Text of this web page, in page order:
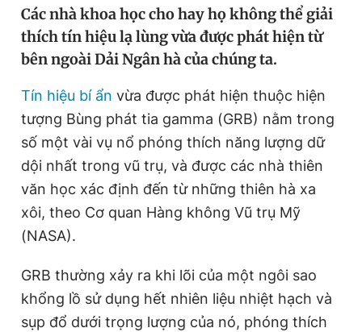
Tin thị trường Tin 360
Sản phẩm khác
Tiện ích Bạn cần biết
Thông tin tòa soạn Liên hệ quảng cáo
Đăng xuất
Các nhà khoa học cho hay họ không thể giải
thích tín hiệu lạ lùng vừa được phát hiện từ
bên ngoài Dải Ngân hà của chúng ta.
Tín hiệu bí ẩn vừa được phát hiện thuộc hiện
tượng Bùng phát tia gamma (GRB) nằm trong
số một vài vụ nổ phóng thích năng lượng dữ
dội nhất trong vũ trụ, và được các nhà thiên
văn học xác định đến từ những thiên hà xa
xôi, theo Cơ quan Hàng không Vũ trụ Mỹ
(NASA).
GRB thường xảy ra khi lõi của một ngôi sao
khổng lồ sử dụng hết nhiên liệu nhiệt hạch và
sụp đổ dưới trọng lượng của nó, phóng thích